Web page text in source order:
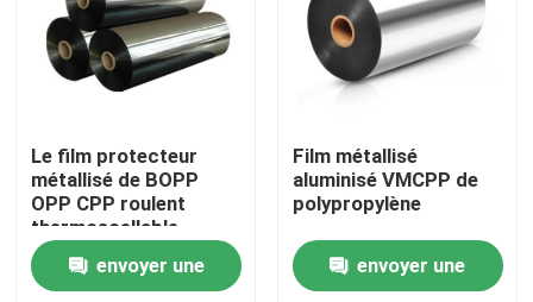
Ruban adhésif de PVC
Ruban adhésif de fibre de verre
Petit pain de film de bout droit
Le film protecteur
métallisé de BOPP
OPP CPP roulent
thermoscellable
envoyer une
Film métallisé
aluminisé VMCPP de
polypropylène
envoyer une